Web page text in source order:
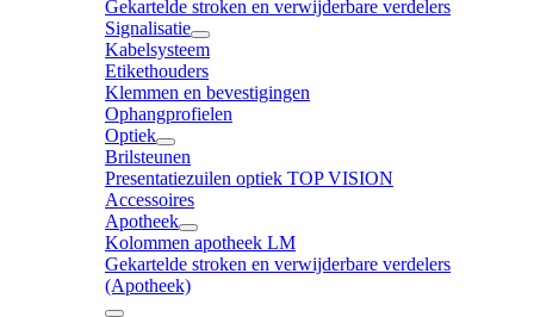
Gekartelde stroken en verwijderbare verdelers
Signalisatie
Kabelsysteem
Etikethouders
Klemmen en bevestigingen
Ophangprofielen
Optiek
Brilsteunen
Presentatiezuilen optiek TOP VISION
Accessoires
Apotheek
Kolommen apotheek LM
Gekartelde stroken en verwijderbare verdelers
(Apotheek)